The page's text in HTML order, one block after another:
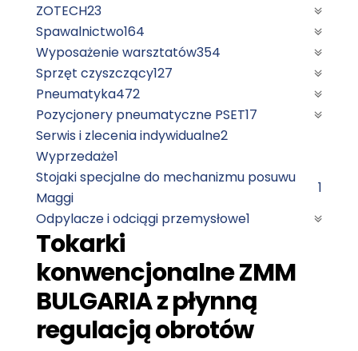
ZOTECH23
Spawalnictwo164
Wyposażenie warsztatów354
Sprzęt czyszczący127
Pneumatyka472
Pozycjonery pneumatyczne PSET17
Serwis i zlecenia indywidualne2
Wyprzedaże1
Stojaki specjalne do mechanizmu posuwu
Maggi
1
Odpylacze i odciągi przemysłowe1
Tokarki
konwencjonalne ZMM
BULGARIA z płynną
regulacją obrotów